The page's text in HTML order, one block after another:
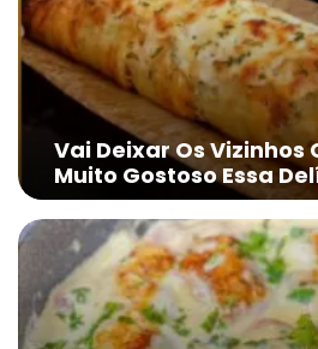
Vai Deixar Os Vizinhos
Muito Gostoso Essa